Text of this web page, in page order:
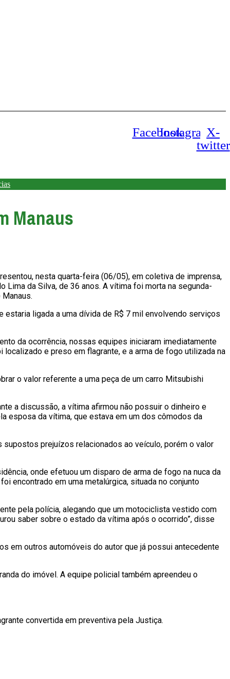
FacebookInstagramX-
twitter
Manaus
nesta quarta-feira (06/05), em coletiva de imprensa,
da Silva, de 36 anos. A vítima foi morta na segunda-
estaria ligada a uma dívida de R$ 7 mil envolvendo serviços
da ocorrência, nossas equipes iniciaram imediatamente
e preso em flagrante, e a arma de fogo utilizada na
o valor referente a uma peça de um carro Mitsubishi
a discussão, a vítima afirmou não possuir o dinheiro e
esposa da vítima, que estava em um dos cômodos da
prejuízos relacionados ao veículo, porém o valor
onde efetuou um disparo de arma de fogo na nuca da
encontrado em uma metalúrgica, situada no conjunto
pela polícia, alegando que um motociclista vestido com
saber sobre o estado da vítima após o ocorrido”, disse
em outros automóveis do autor que já possui antecedente
do imóvel. A equipe policial também apreendeu o
convertida em preventiva pela Justiça.